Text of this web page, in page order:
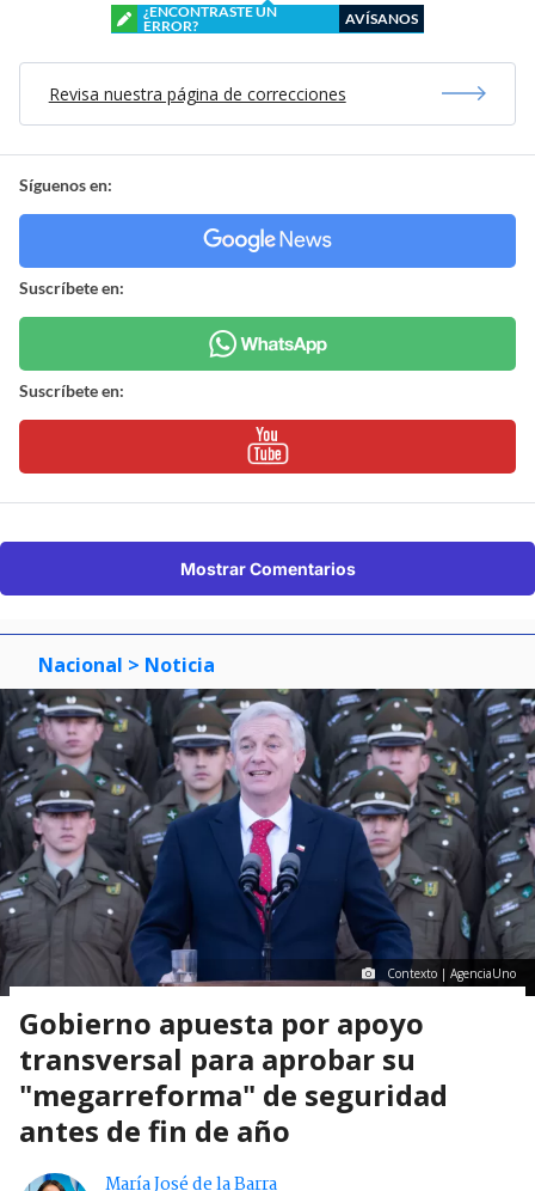
¿ENCONTRASTE UN
ERROR?
AVÍSANOS
Revisa nuestra página de correcciones
Síguenos en:
Suscríbete en:
Suscríbete en:
Mostrar Comentarios
Nacional > Noticia
Contexto | AgenciaUno
Gobierno apuesta por apoyo
transversal para aprobar su
"megarreforma" de seguridad
antes de fin de año
María José de la Barra